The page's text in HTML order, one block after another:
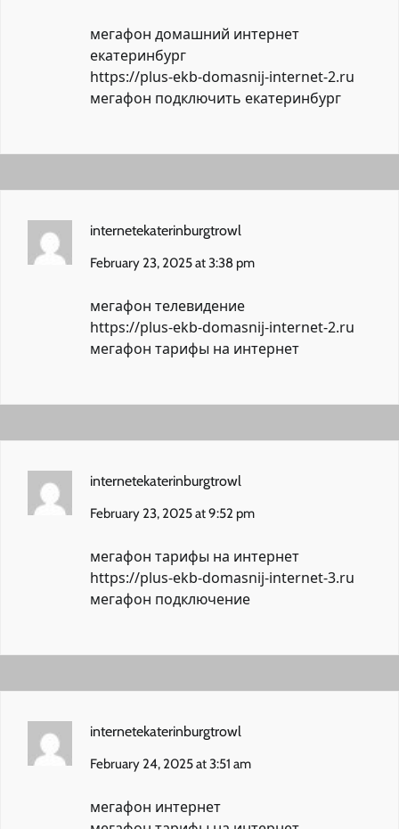
мегафон домашний интернет
екатеринбург
https://plus-ekb-domasnij-internet-2.ru
мегафон подключить екатеринбург
internetekaterinburgtrowl
February 23, 2025 at 3:38 pm
мегафон телевидение
https://plus-ekb-domasnij-internet-2.ru
мегафон тарифы на интернет
internetekaterinburgtrowl
February 23, 2025 at 9:52 pm
мегафон тарифы на интернет
https://plus-ekb-domasnij-internet-3.ru
мегафон подключение
internetekaterinburgtrowl
February 24, 2025 at 3:51 am
мегафон интернет